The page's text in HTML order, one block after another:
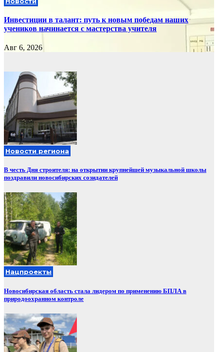
Инвестиции в талант: путь к новым победам наших
учеников начинается с мастерства учителя
Авг 6, 2026
Новости региона
В честь Дня строителя: на открытии крупнейшей музыкальной школы
поздравили новосибирских созидателей
Нацпроекты
Новосибирская область стала лидером по применению БПЛА в
природоохранном контроле